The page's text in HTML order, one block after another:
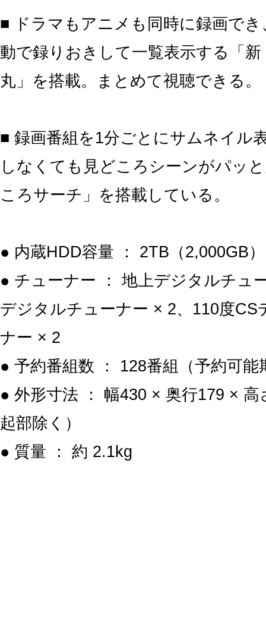
■ ドラマもアニメも同時に録画でき
動で録りおきして一覧表示する「
丸」を搭載。まとめて視聴できる。
■ 録画番組を1分ごとにサムネイル
しなくても見どころシーンがパッ
ころサーチ」を搭載している。
● 内蔵HDD容量 ： 2TB（2,000GB）
● チューナー ： 地上デジタルチュ
デジタルチューナー × 2、110度CS
ナー × 2
● 予約番組数 ： 128番組（予約可能
● 外形寸法 ： 幅430 × 奥行179 × 高
起部除く）
● 質量 ： 約 2.1kg